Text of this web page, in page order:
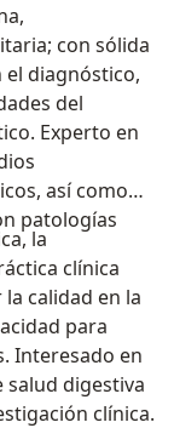
con sólida
el diagnóstico,
del
Experto en
así como
patologías
la
clínica
calidad en la
para
Interesado en
digestiva
clínica.